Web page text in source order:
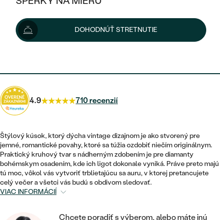
KOMBINOVANÉ ZLATO
PODĽA ŠTÝLU
ETERNITY
VINTAGE
NETRADIČNÉ
POSTRANNÉ DRAHOKAMY
HALO
VINTAGE
SET ZÁSNUBNÉHO PRSTEŇA A
NETRADIČNÉ
ZOSTAVTE SI PRSTEŇ
VÝPREDAJ
ŠPERKY ČO POMÁHAJÚ
PODĽA TYPU
NÁUŠNICE
PRSTENE
PRÍVESKY
NÁRAMKY
SETY
PÁNSKE ŠPERKY
PLATINOVÉ
NAPICHOVACIE
KRUHOVÉ
MINIMALISTICKÉ
VISIACE
SOLITÉR
ZLATÉ
STRIEBORNÉ
PODĽA ŠTÝLU
SOLITÉR
NARODENIE DIEŤAŤA
PERSONALIZOVANÉ
SO ZNAMENÍM ZVEROKRUHU
MINIMALISTICKÉ
VÝPREDAJ
ZLATÉ
STRIEBORNÉ
PODĽA ŠTÝLU
ETERNITY
MINIMALISTICKÉ
DOHODNÚŤ STRETNUTIE
1 290 €
Možnosti doručenia
4.9 710 recenzií
Štýlový kúsok, ktorý dýcha vintage dizajnom je ako stvorený pre
jemné, romantické povahy, ktoré sa túžia ozdobiť niečím originálnym.
Praktický kruhový tvar s nádherným zdobením je pre diamanty
bohémskym osadením, kde ich ligot dokonale vyniká. Práve preto majú
tú moc, vôkol vás vytvoriť trblietajúcu sa auru, v ktorej pretancujete
celý večer a všetci vás budú s obdivom sledovať.
VIAC INFORMÁCIÍ
Chcete poradiť s výberom, alebo máte inú